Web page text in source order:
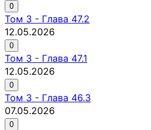
0
Том 3 - Глава 47.2
12.05.2026
0
Том 3 - Глава 47.1
12.05.2026
0
Том 3 - Глава 46.3
07.05.2026
0